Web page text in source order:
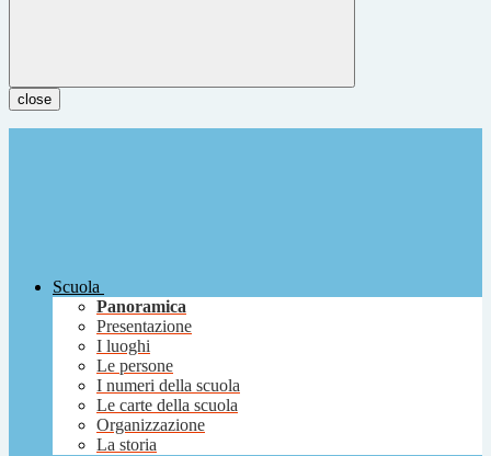
close
Scuola
Panoramica
Presentazione
I luoghi
Le persone
I numeri della scuola
Le carte della scuola
Organizzazione
La storia